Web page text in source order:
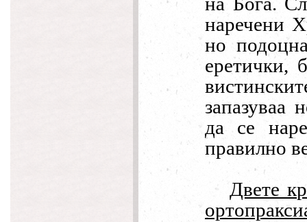
наречени
но
еретички,
запазуваа
да се
правилно
Двете